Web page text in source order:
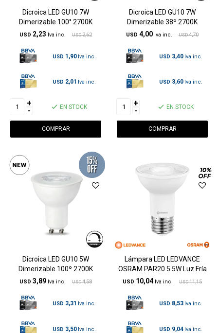
Dicroica LED GU10 7W
Dimerizable 100° 2700K
USD 2,23 USD 2,62
USD 1,90
USD 2,01
+
- EN STOCK
Dicroica LED GU10 7W
Dimerizable 38º 2700K
USD 4,00 USD 4,70
USD 3,40
USD 3,60
+
- EN STOCK
Dicroica LED GU10 5W
Dimerizable 100º 2700K
USD 3,89 USD 4,58
USD 3,31
USD 3,50
Lámpara LED LEDVANCE
OSRAM PAR20 5.5W Luz Fría
USD 10,04 USD 11,15
USD 8,53
USD 9,04